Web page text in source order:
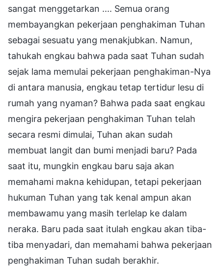
sangat menggetarkan .... Semua orang
membayangkan pekerjaan penghakiman Tuhan
sebagai sesuatu yang menakjubkan. Namun,
tahukah engkau bahwa pada saat Tuhan sudah
sejak lama memulai pekerjaan penghakiman-Nya
di antara manusia, engkau tetap tertidur lesu di
rumah yang nyaman? Bahwa pada saat engkau
mengira pekerjaan penghakiman Tuhan telah
secara resmi dimulai, Tuhan akan sudah
membuat langit dan bumi menjadi baru? Pada
saat itu, mungkin engkau baru saja akan
memahami makna kehidupan, tetapi pekerjaan
hukuman Tuhan yang tak kenal ampun akan
membawamu yang masih terlelap ke dalam
neraka. Baru pada saat itulah engkau akan tiba-
tiba menyadari, dan memahami bahwa pekerjaan
penghakiman Tuhan sudah berakhir.